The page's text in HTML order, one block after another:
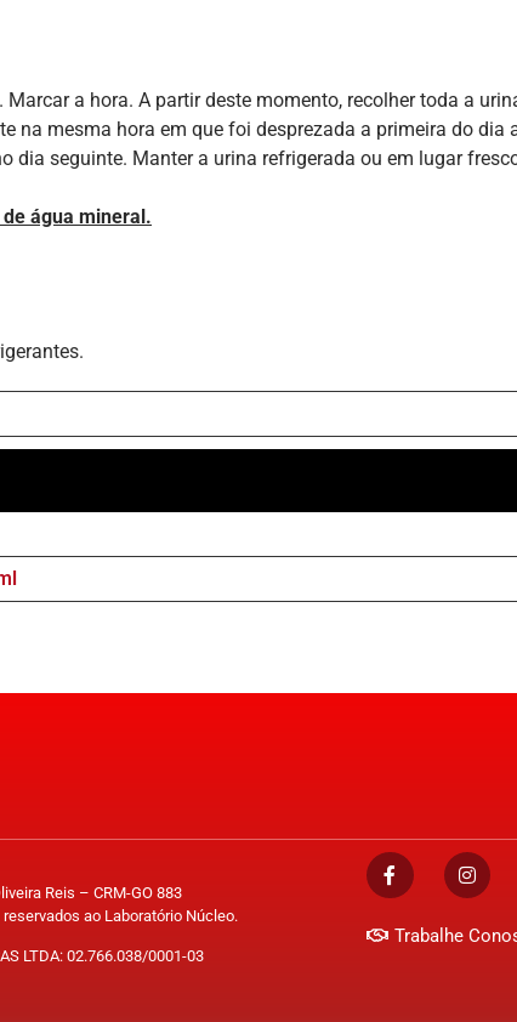
a hora. A partir deste momento, recolher toda a
na mesma hora em que foi desprezada a primeira do dia
seguinte. Manter a urina refrigerada ou em lugar
água mineral.
Reis – CRM-GO 883
ao Laboratório Núcleo.
LTDA: 02.766.038/0001-03
Trabalhe